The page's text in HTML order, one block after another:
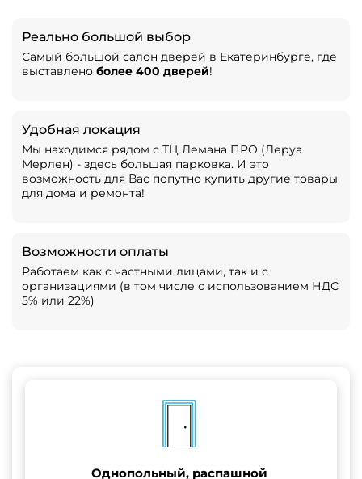
Реально большой выбор
Самый большой салон дверей в Екатеринбурге, где
выставлено более 400 дверей!
Удобная локация
Мы находимся рядом с ТЦ Лемана ПРО (Леруа
Мерлен) - здесь большая парковка. И это
возможность для Вас попутно купить другие товары
для дома и ремонта!
Возможности оплаты
Работаем как с частными лицами, так и с
организациями (в том числе с использованием НДС
5% или 22%)
Однопольный, распашной